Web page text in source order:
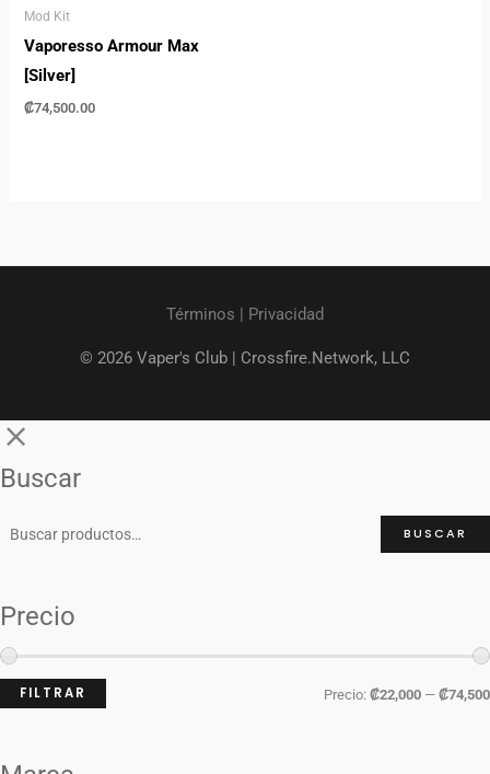
Mod Kit
Vaporesso Armour Max
[Silver]
₡74,500.00
Términos | Privacidad
© 2026 Vaper's Club | Crossfire.Network, LLC
Buscar
BUSCAR
Precio
FILTRAR Precio: ₡22,000 — ₡74,500